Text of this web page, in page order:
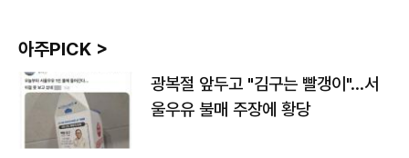
아주PICK >
광복절 앞두고 "김구는 빨갱이"…서
울우유 불매 주장에 황당